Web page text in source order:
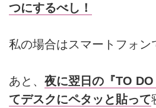
つにするべし！
私の場合はスマートフォン
あと、 夜に翌日の『TO
てデスクにペタッと貼って